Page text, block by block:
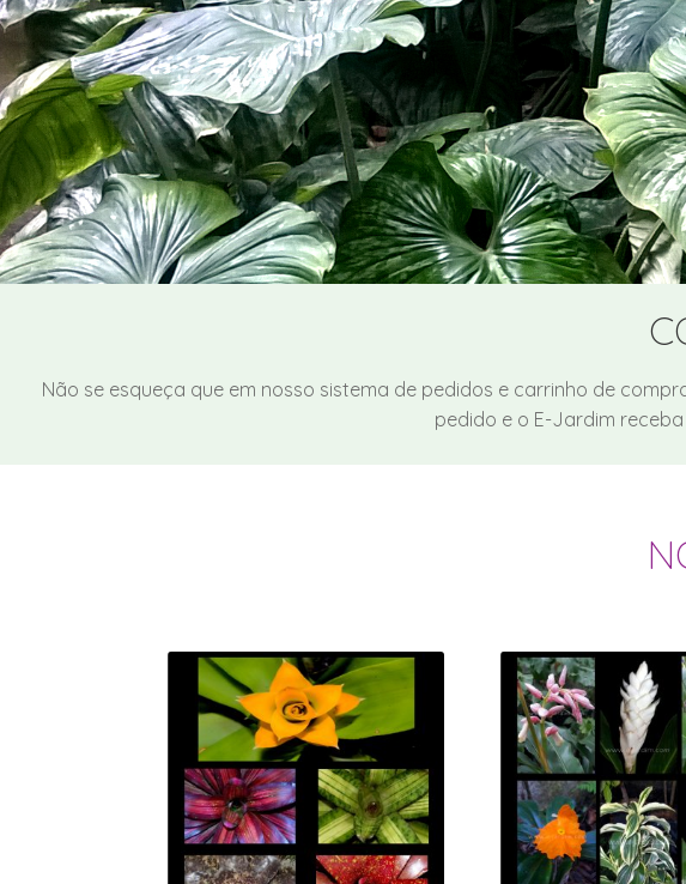
Não se esqueça que em nosso sistema de pedidos e carrinho de
pedido e o E-Jardim